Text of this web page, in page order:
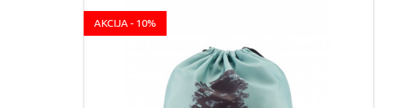
AKCIJA - 10%